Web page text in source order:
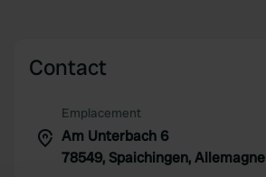
Contact
Emplacement
Am Unterbach 6
78549, Spaichingen, Allemagne